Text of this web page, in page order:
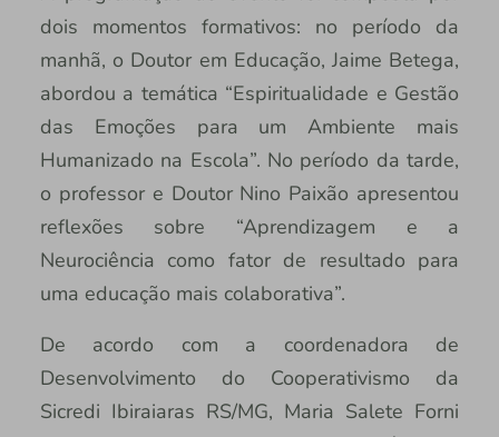
dois momentos formativos: no período da
manhã, o Doutor em Educação, Jaime Betega,
abordou a temática “Espiritualidade e Gestão
das Emoções para um Ambiente mais
Humanizado na Escola”. No período da tarde,
o professor e Doutor Nino Paixão apresentou
reflexões sobre “Aprendizagem e a
Neurociência como fator de resultado para
uma educação mais colaborativa”.
De acordo com a coordenadora de
Desenvolvimento do Cooperativismo da
Sicredi Ibiraiaras RS/MG, Maria Salete Forni